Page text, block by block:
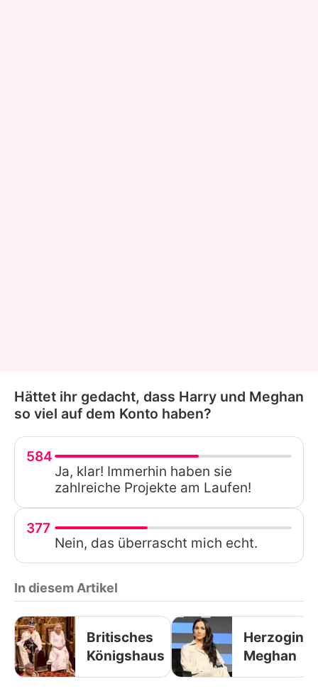
Hättet ihr gedacht, dass Harry und Meghan
so viel auf dem Konto haben?
584
Ja, klar! Immerhin haben sie
zahlreiche Projekte am Laufen!
377
Nein, das überrascht mich echt.
In diesem Artikel
Britisches
Königshaus
Herzogin
Meghan